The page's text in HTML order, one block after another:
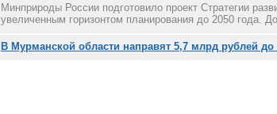
Минприроды России подготовило проект Стратегии
увеличенным горизонтом планирования до 2050 года.
В Мурманской области направят 5,7 млрд рублей до